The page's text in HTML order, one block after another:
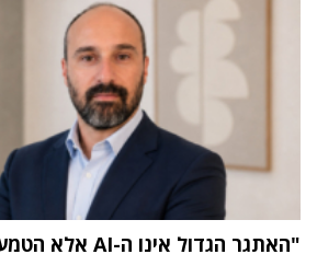
"האתגר הגדול אינו ה-AI אלא הטמעתה בארגון"